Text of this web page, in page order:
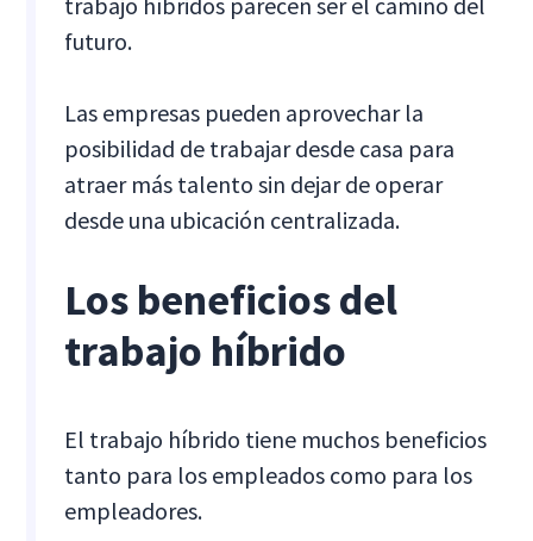
futuro.
Las empresas pueden aprovechar la
posibilidad de trabajar desde casa para
atraer más talento sin dejar de operar
desde una ubicación centralizada.
Los beneficios del
trabajo híbrido
El trabajo híbrido tiene muchos beneficios
tanto para los empleados como para los
empleadores.